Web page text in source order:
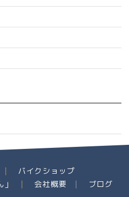
バイクショップ
会社概要 ブログ